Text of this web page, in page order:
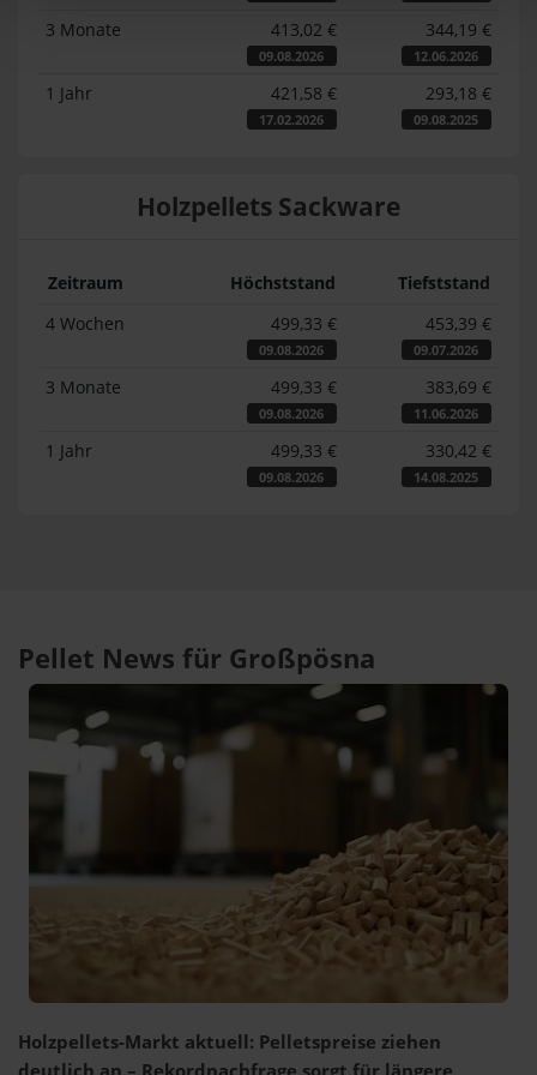
3 Monate 413,02 €
09.08.2026
344,19 €
12.06.2026
1 Jahr 421,58 €
17.02.2026
293,18 €
09.08.2025
Holzpellets Sackware
Zeitraum Höchststand
Tiefststand
4 Wochen
499,33 €
09.08.2026
453,39 €
09.07.2026
3 Monate 499,33 €
09.08.2026
383,69 €
11.06.2026
1 Jahr 499,33 €
09.08.2026
330,42 €
14.08.2025
Pellet News für Großpösna
Holzpellets-Markt aktuell: Pelletspreise ziehen